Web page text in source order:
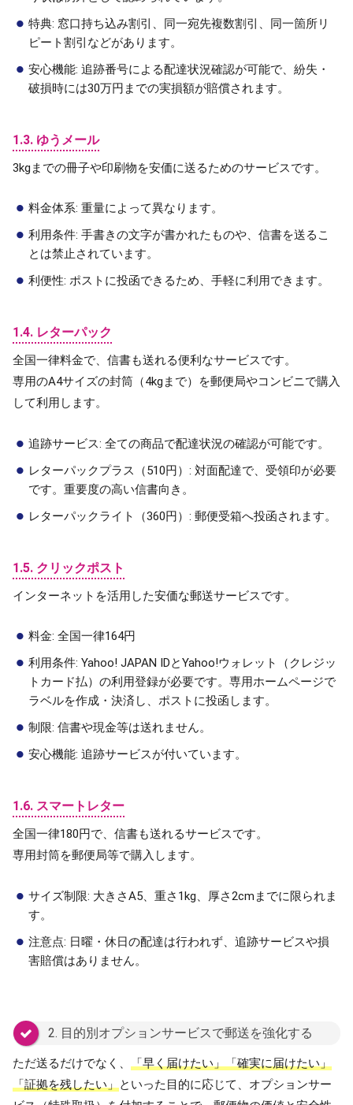
特典: 窓口持ち込み割引、同一宛先複数割引、同一箇所リ
ピート割引などがあります。
安心機能: 追跡番号による配達状況確認が可能で、紛失・
破損時には30万円までの実損額が賠償されます。
1.3. ゆうメール
3kgまでの冊子や印刷物を安価に送るためのサービスです。
料金体系: 重量によって異なります。
利用条件: 手書きの文字が書かれたものや、信書を送るこ
とは禁止されています。
利便性: ポストに投函できるため、手軽に利用できます。
1.4. レターパック
全国一律料金で、信書も送れる便利なサービスです。
専用のA4サイズの封筒（4kgまで）を郵便局やコンビニで購入
して利用します。
追跡サービス: 全ての商品で配達状況の確認が可能です。
レターパックプラス（510円）: 対面配達で、受領印が必要
です。重要度の高い信書向き。
レターパックライト（360円）: 郵便受箱へ投函されます。
1.5. クリックポスト
インターネットを活用した安価な郵送サービスです。
料金: 全国一律164円
利用条件: Yahoo! JAPAN IDとYahoo!ウォレット（クレジッ
トカード払）の利用登録が必要です。専用ホームページで
ラベルを作成・決済し、ポストに投函します。
制限: 信書や現金等は送れません。
安心機能: 追跡サービスが付いています。
1.6. スマートレター
全国一律180円で、信書も送れるサービスです。
専用封筒を郵便局等で購入します。
サイズ制限: 大きさA5、重さ1kg、厚さ2cmまでに限られま
す。
注意点: 日曜・休日の配達は行われず、追跡サービスや損
害賠償はありません。
2. 目的別オプションサービスで郵送を強化する
ただ送るだけでなく、 「早く届けたい」「確実に届けたい」
「証拠を残したい」といった目的に応じて、オプションサー